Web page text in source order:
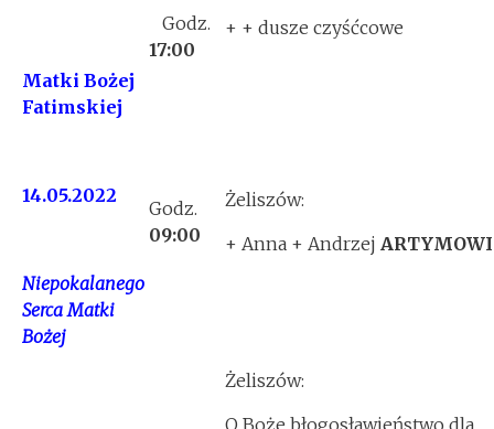
Matki Bożej
Fatimskiej
Godz.
17:00
+ + dusze czyśćcowe
14.05.2022
Niepokalanego
Serca Matki
Bożej
Godz.
09:00
Żeliszów:
+ Anna + Andrzej
Żeliszów:
O Boże błogosławieństwo dla